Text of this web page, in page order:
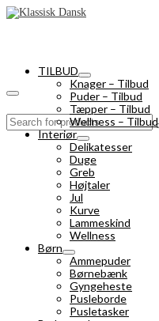
Search
for:
TILBUD
Knager – Tilbud
Puder – Tilbud
Tæpper – Tilbud
Wellness – Tilbud
Interiør
Delikatesser
Duge
Greb
Højtaler
Jul
Kurve
Lammeskind
Wellness
Børn
Ammepuder
Børnebænk
Gyngeheste
Pusleborde
Pusletasker